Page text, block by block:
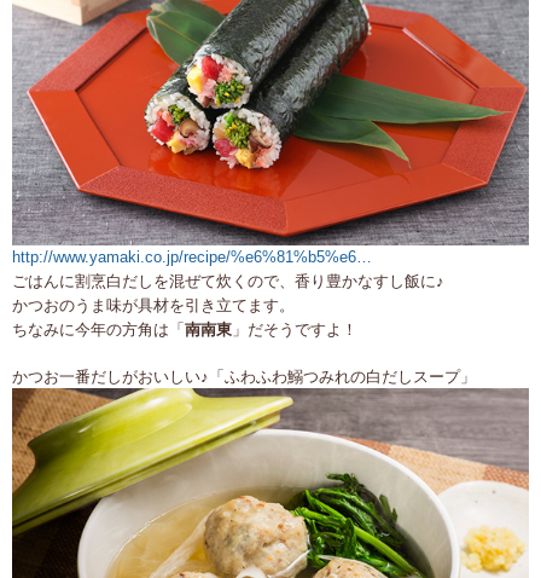
http://www.yamaki.co.jp/recipe/%e6%81%b5%e6…
ごはんに割烹白だしを混ぜて炊くので、香り豊かなすし飯に♪
かつおのうま味が具材を引き立てます。
ちなみに今年の方角は「 南南東 」だそうですよ！
かつお一番だしがおいしい♪「ふわふわ鰯つみれの白だしスープ」